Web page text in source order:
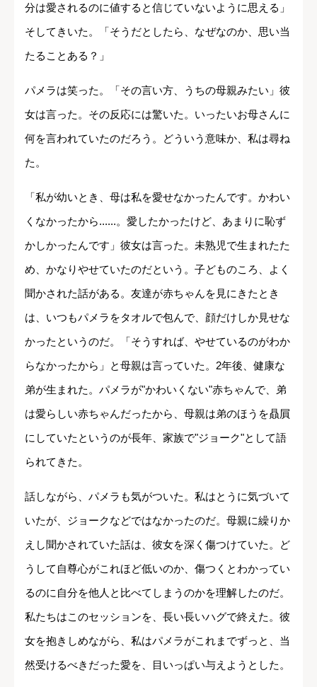
分は愛されるのに値すると信じていないように思える」
そしてきいた。「そうだとしたら、なぜなのか、思い当
たることある？」
パメラは笑った。「その言い方、うちの母親みたい」彼
女は言った。その反応には驚いた。いったいお母さんに
何を言われていたのだろう。どういう意味か、私は尋ね
た。
「私が幼いとき、母は私を愛せなかったんです。かわい
くなかったから......。愛したかったけど、あまりに恥ず
かしかったんです」彼女は言った。未熟児で生まれたた
め、かなりやせていたのだという。子どものころ、よく
聞かされた話がある。友達が赤ちゃんを見にきたとき
は、いつもパメラをタオルで包んで、顔だけしか見せな
かったというのだ。「そうすれば、やせているのがわか
らなかったから」と母親は言っていた。2年後、健康な
弟が生まれた。パメラが"かわいくない"赤ちゃんで、弟
は愛らしい赤ちゃんだったから、母親は弟のほうを贔屓
にしていたというのが長年、家族で"ジョーク"として語
られてきた。
話しながら、パメラも気がついた。私はとうに気づいて
いたが、ジョークなどではなかったのだ。母親に繰りか
えし聞かされていた話は、彼女を深く傷つけていた。ど
うして自尊心がこれほど低いのか、傷つくとわかってい
るのに自分を他人と比べてしまうのかを理解したのだ。
私たちはこのセッションを、長い長いハグで終えた。彼
女を抱きしめながら、私はパメラがこれまでずっと、当
然受けるべきだった愛を、目いっぱい与えようとした。